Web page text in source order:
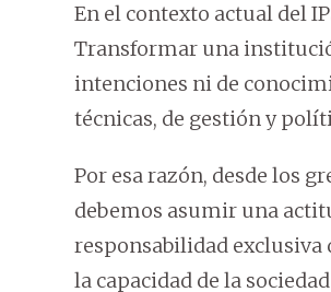
En el contexto actual del
Transformar una
intenciones ni de
técnicas, de gestión y
Por esa razón, desde los
debemos asumir una
responsabilidad exclusiva
la capacidad de la